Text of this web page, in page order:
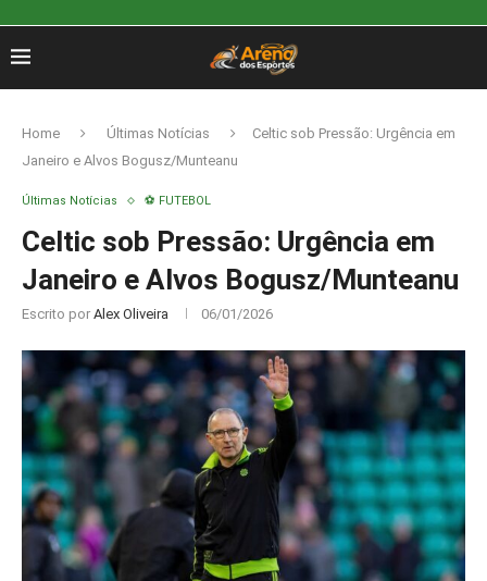
Home Últimas Notícias
Celtic sob Pressão: Urgência em
Janeiro e Alvos Bogusz/Munteanu
Últimas Notícias ⚽ FUTEBOL
Celtic sob Pressão: Urgência em
Janeiro e Alvos Bogusz/Munteanu
Escrito por Alex Oliveira 06/01/2026